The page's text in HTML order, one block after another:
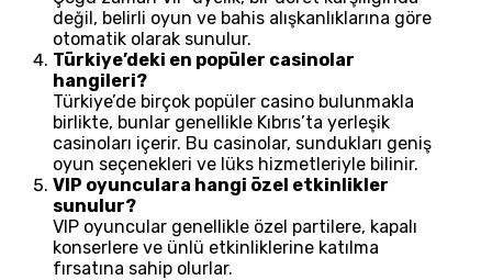
değil, belirli oyun ve bahis alışkanlıklarına göre
otomatik olarak sunulur.
Türkiye’deki en popüler casinolar
hangileri?
Türkiye’de birçok popüler casino bulunmakla
birlikte, bunlar genellikle Kıbrıs’ta yerleşik
casinoları içerir. Bu casinolar, sundukları geniş
oyun seçenekleri ve lüks hizmetleriyle bilinir.
VIP oyunculara hangi özel etkinlikler
sunulur?
VIP oyuncular genellikle özel partilere, kapalı
konserlere ve ünlü etkinliklerine katılma
fırsatına sahip olurlar.